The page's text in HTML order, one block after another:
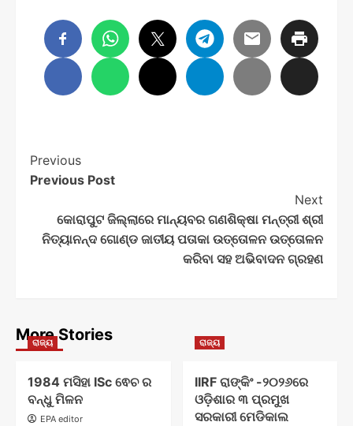
Post
Navigation
Previous
Previous Post
Next
କୋରାପୁଟ ଜିଲ୍ଲାରେ ମାନ୍ୟବର ଗଣଶିକ୍ଷା ମନ୍ତ୍ରୀ ଶ୍ରୀ
ନିତ୍ୟାନନ୍ଦ ଗୋଣ୍ଡ ଜାତୀୟ ପତାକା ଉତ୍ତୋଳନ ଉତ୍ତୋଳନ
କରିବା ସହ ଅଭିବାଦନ ଗ୍ରହଣ
More Stories
ରାଜ୍ୟ
1984 ମସିହା ISc ଵେଚ ର
ବନ୍ଧୁ ମିଳନ
EPA editor
ରାଜ୍ୟ
IIRF ରାଙ୍କିଂ -୨୦୨୬ରେ
ଓଡ଼ିଶାର ୩ ପ୍ରମୁଖ
ସରକାରୀ ମେଡିକାଲ